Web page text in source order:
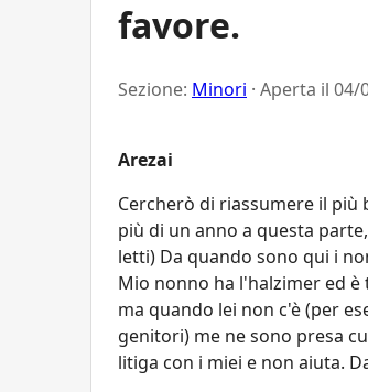
favore.
Sezione: Minori · Aperta il 04/
Arezai
Cercherò di riassumere il più
più di un anno a questa
letti) Da quando sono qui i
Mio nonno ha l'halzimer ed
ma quando lei non c'è (per
genitori) me ne sono presa
litiga con i miei e non aiuta.